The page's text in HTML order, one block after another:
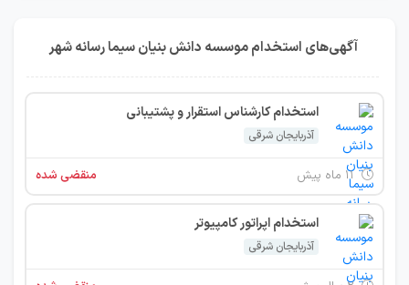
آگهی‌های استخدام موسسه دانش بنیان سیما رسانه شهر
استخدام کارشناس استقرار و پشتیبانی
آذربایجان شرقی
۱۱ ماه پیش منقضی شده
استخدام اپراتور کامپیوتر
آذربایجان شرقی